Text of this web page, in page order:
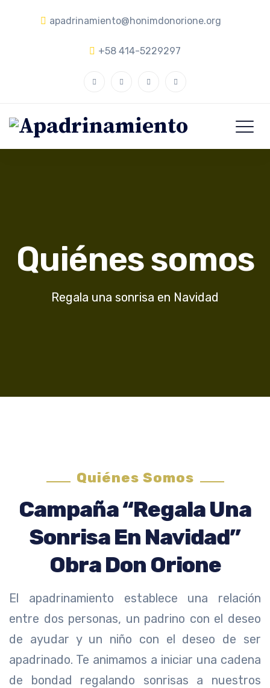
apadrinamiento@honimdonorione.org
+58 414-5229297
Quiénes somos
Regala una sonrisa en Navidad
Quiénes Somos
Campaña “Regala Una
Sonrisa En Navidad”
Obra Don Orione
El apadrinamiento establece una relación
entre dos personas, un padrino con el deseo
de ayudar y un niño con el deseo de ser
apadrinado. Te animamos a iniciar una cadena
de bondad regalando sonrisas a nuestros